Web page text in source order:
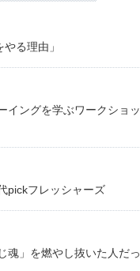
る理由」
イングを学ぶワークショッ
pickフレッシャーズ
魂」を燃やし抜いた人だっ